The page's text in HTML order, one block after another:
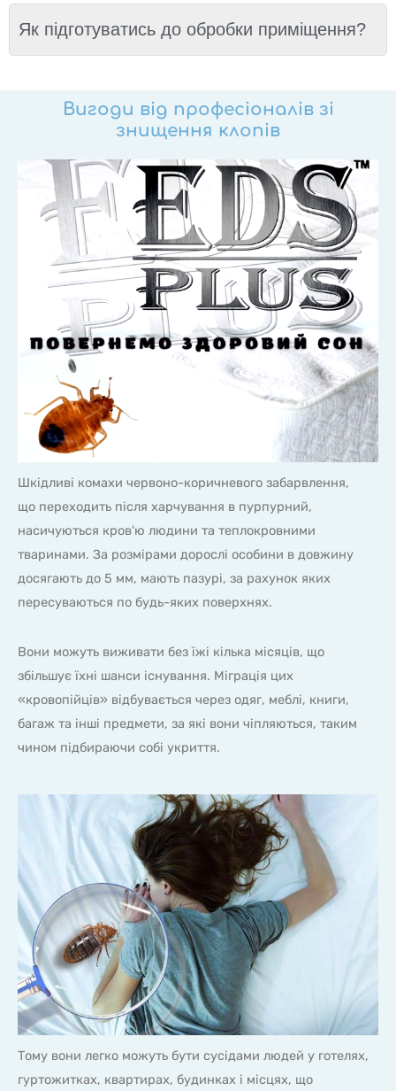
Як підготуватись до обробки приміщення?
Вигоди від професіоналів зі
знищення клопів
Шкідливі комахи червоно-коричневого забарвлення,
що переходить після харчування в пурпурний,
насичуються кров'ю людини та теплокровними
тваринами. За розмірами дорослі особини в довжину
досягають до 5 мм, мають пазурі, за рахунок яких
пересуваються по будь-яких поверхнях.
Вони можуть виживати без їжі кілька місяців, що
збільшує їхні шанси існування. Міграція цих
«кровопійців» відбувається через одяг, меблі, книги,
багаж та інші предмети, за які вони чіпляються, таким
чином підбираючи собі укриття.
Тому вони легко можуть бути сусідами людей у готелях,
гуртожитках, квартирах, будинках і місцях, що